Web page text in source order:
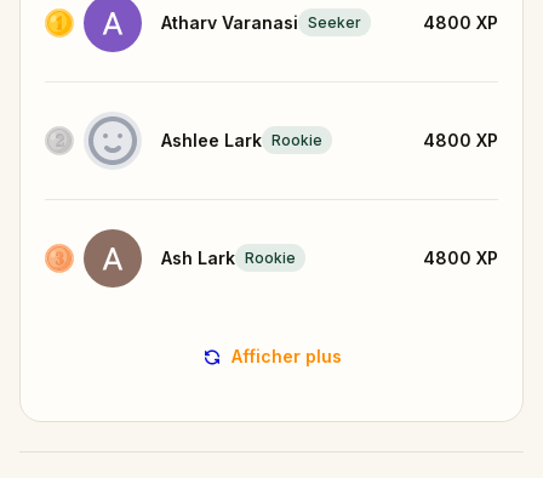
Atharv Varanasi Seeker 4800 XP
Ashlee Lark Rookie 4800 XP
Ash Lark Rookie 4800 XP
Afficher plus